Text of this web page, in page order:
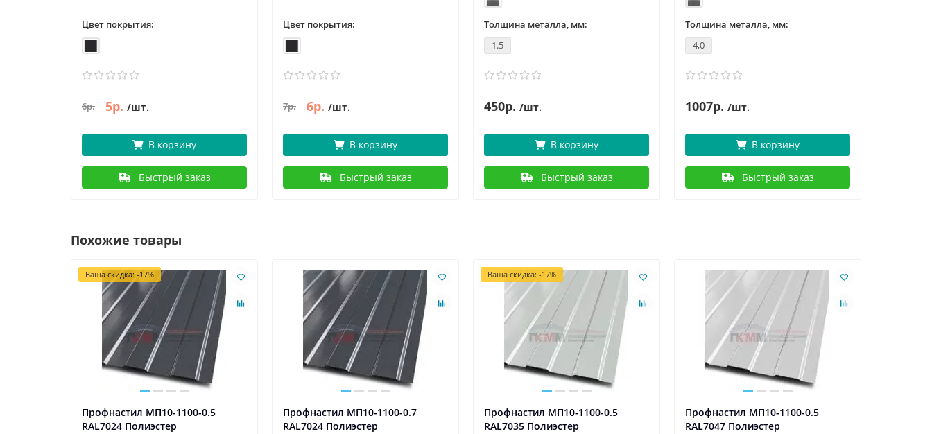
Цвет покрытия:
6р. 5р. /шт.
В корзину
Быстрый заказ
Цвет покрытия:
7р. 6р. /шт.
В корзину
Быстрый заказ
Толщина металла, мм:
1.5
450р. /шт.
В корзину
Быстрый заказ
Толщина металла, мм:
4,0
1007р. /шт.
В корзину
Быстрый заказ
Похожие товары
Ваша скидка: -17%
Профнастил МП10-1100-0.5
RAL7024 Полиэстер
Профнастил МП10-1100-0.7
RAL7024 Полиэстер
Ваша скидка: -17%
Профнастил МП10-1100-0.5
RAL7035 Полиэстер
Профнастил МП10-1100-0.5
RAL7047 Полиэстер